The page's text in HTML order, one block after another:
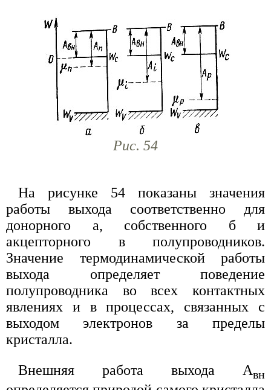
Рис. 54
На рисунке 54 показаны значения
работы выхода соответственно для
донорного а, собственного б и
акцепторного в полупроводников.
Значение термодинамической работы
выхода определяет поведение
полупроводника во всех контактных
явлениях и в процессах, связанных с
выходом электронов за пределы
кристалла.
Внешняя работа выхода Авн